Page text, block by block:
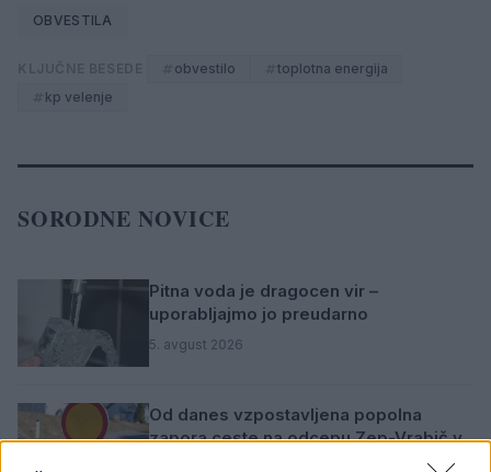
OBVESTILA
obvestilo
toplotna energija
kp velenje
SORODNE NOVICE
Pitna voda je dragocen vir –
uporabljajmo jo preudarno
5. avgust 2026
Od danes vzpostavljena popolna
zapora ceste na odcepu Zep-Vrabič v